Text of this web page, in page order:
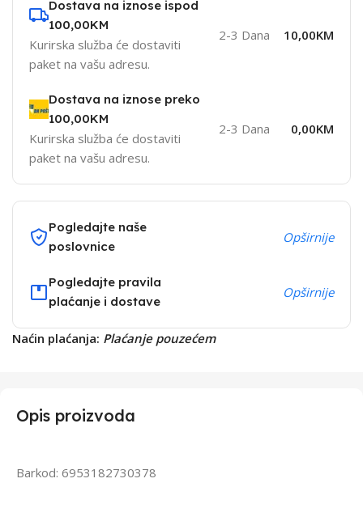
Dostava na iznose ispod
100,00KM
Kurirska služba će dostaviti
paket na vašu adresu.
2-3 Dana 10,00KM
Dostava na iznose preko
100,00KM
Kurirska služba će dostaviti
paket na vašu adresu.
2-3 Dana 0,00KM
Pogledajte naše
poslovnice
Opširnije
Pogledajte pravila
plaćanje i dostave
Opširnije
Naćin plaćanja: Plaćanje pouzećem
Opis proizvoda
Barkod: 6953182730378